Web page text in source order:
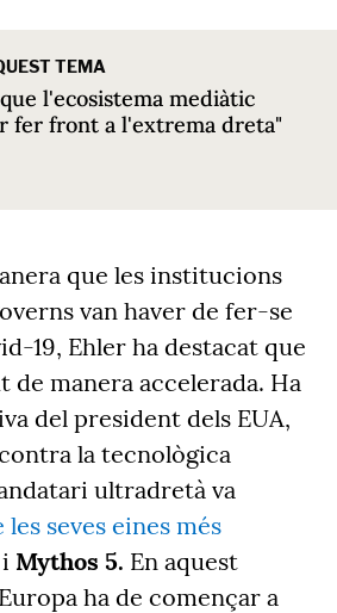
TEMA
l'ecosistema mediàtic
fer front a l'extrema dreta"
que les institucions
van haver de fer-se
19, Ehler ha destacat que
de manera accelerada. Ha
del president dels EUA,
la tecnològica
ultradretà va
les seves eines més
i Mythos 5. En aquest
ha de començar a